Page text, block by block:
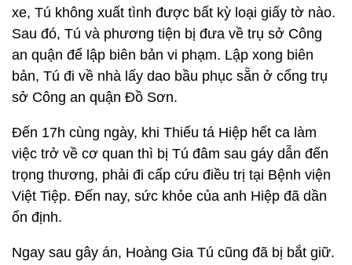
xe, Tú không xuất tình được bất kỳ loại giấy tờ nào.
Sau đó, Tú và phương tiện bị đưa về trụ sở Công
an quận để lập biên bản vi phạm. Lập xong biên
bản, Tú đi về nhà lấy dao bầu phục sẵn ở cổng trụ
sở Công an quận Đồ Sơn.
Đến 17h cùng ngày, khi Thiếu tá Hiệp hết ca làm
việc trở về cơ quan thì bị Tú đâm sau gáy dẫn đến
trọng thương, phải đi cấp cứu điều trị tại Bệnh viện
Việt Tiệp. Đến nay, sức khỏe của anh Hiệp đã dần
ổn định.
Ngay sau gây án, Hoàng Gia Tú cũng đã bị bắt giữ.